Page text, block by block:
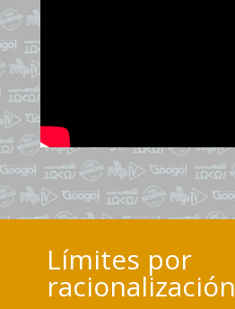
Límites por
racionalización